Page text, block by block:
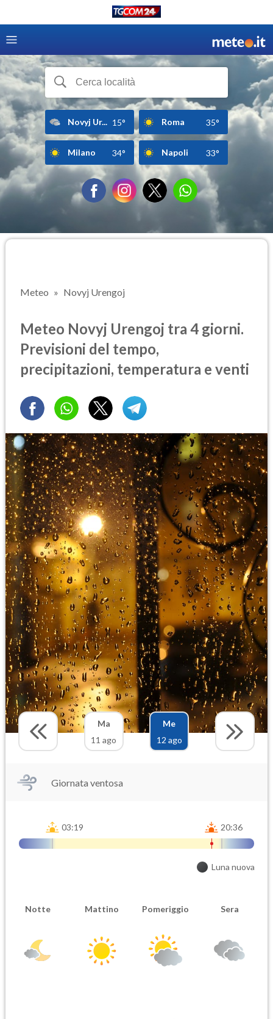
Novyj Ur... 15° Roma 35°
Milano 34° Napoli 33°
Meteo Novyj Urengoj
Meteo Novyj Urengoj tra 4 giorni.
Previsioni del tempo,
precipitazioni, temperatura e venti
Ma
11 ago
Me
12 ago
Giornata ventosa
03:19 20:36
Luna nuova
Notte Mattino Pomeriggio Sera